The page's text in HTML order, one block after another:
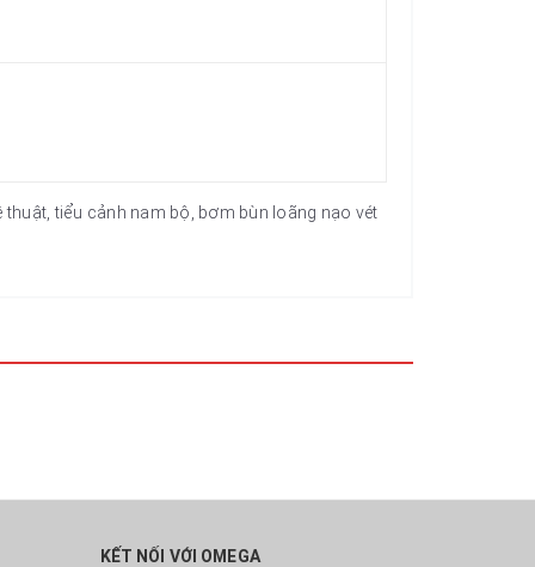
tiểu cảnh nam bộ, bơm bùn loãng nạo vét
KẾT NỐI VỚI OMEGA